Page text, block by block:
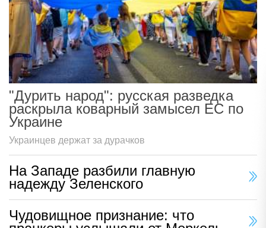
"Дурить народ": русская разведка
раскрыла коварный замысел ЕС по
Украине
Украинцев держат за дурачков
На Западе разбили главную
надежду Зеленского
Чудовищное признание: что